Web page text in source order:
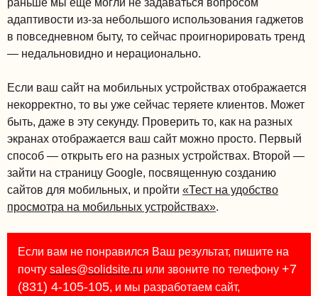
раньше мы еще могли не задаваться вопросом
адаптивости из-за небольшого использования гаджетов
в повседневном быту, то сейчас проигнорировать тренд
— недальновидно и нерационально.
Если ваш сайт на мобильных устройствах отображается
некорректно, то вы уже сейчас теряете клиентов. Может
быть, даже в эту секунду. Проверить то, как на разных
экранах отображается ваш сайт можно просто. Первый
способ — открыть его на разных устройствах. Второй —
зайти на страницу Google, посвященную созданию
сайтов для мобильных, и пройти «Тест на удобство
просмотра на мобильных устройствах».
Если вам не понравился Ваш результат, пишите на
почту sales@solidsite.ru или звоните по телефону +7
(831) 4-105-105, и мы разработаем сайт,